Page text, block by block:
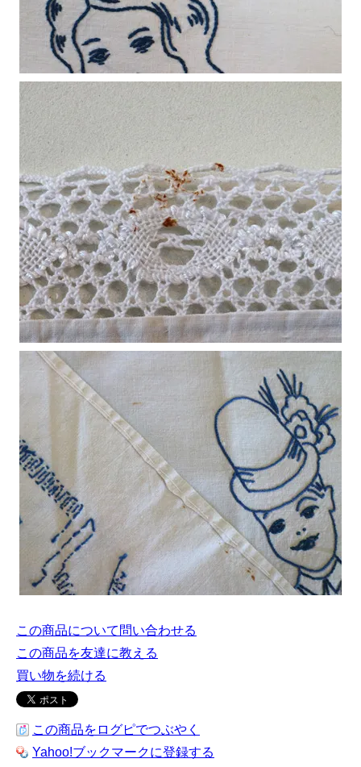
この商品について問い合わせる
この商品を友達に教える
買い物を続ける
この商品をログピでつぶやく
Yahoo!ブックマークに登録する